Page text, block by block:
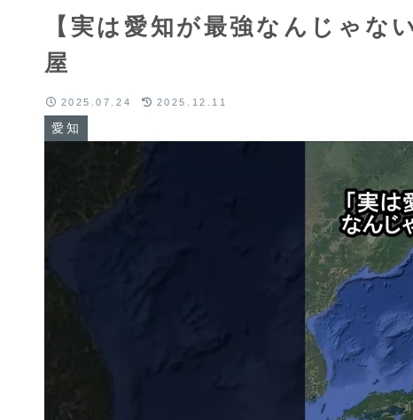
【実は愛知が最強なんじゃ
屋
愛知
2025.07.24 2025.12.11